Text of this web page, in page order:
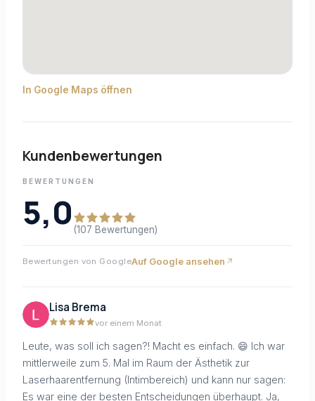
In Google Maps öffnen
Kundenbewertungen
BEWERTUNGEN
5,0 (107 Bewertungen)
Bewertungen von GoogleAuf Google ansehen
Lisa Brema
vor einem Monat
Leute, was soll ich sagen?! Macht es einfach. 😄 Ich war
mittlerweile zum 5. Mal im Raum der Ästhetik zur
Laserhaarentfernung (Intimbereich) und kann nur sagen:
Es war eine der besten Entscheidungen überhaupt. Ja,